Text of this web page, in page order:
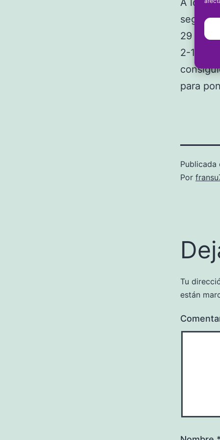
A los
29 por
2-1. En
para
Publicada
Por
Tu
están